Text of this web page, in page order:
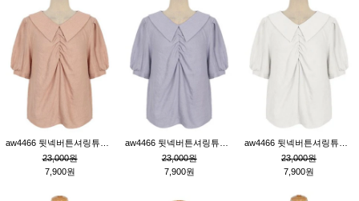
23,000원
7,900원
23,000원
7,900원
23,000원
7,900원